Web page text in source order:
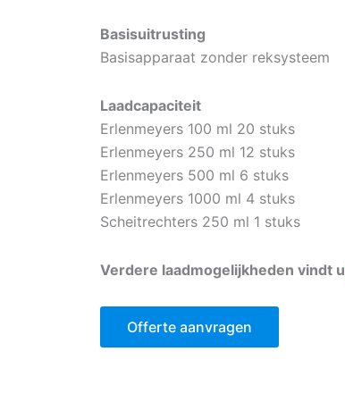
Basisuitrusting
Basisapparaat zonder reksysteem
Laadcapaciteit
Erlenmeyers 100 ml 20 stuks
Erlenmeyers 250 ml 12 stuks
Erlenmeyers 500 ml 6 stuks
Erlenmeyers 1000 ml 4 stuks
Scheitrechters 250 ml 1 stuks
Verdere laadmogelijkheden vindt u
Offerte aanvragen